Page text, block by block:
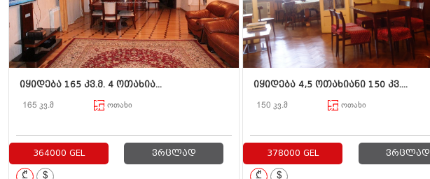
იყიდება 165 კვ.მ. 4 ოთახია...
165 კვ.მ ოთახი
364000 GEL ვრცლად
₾ $
იყიდება 4,5 ოთახიანი 150 კვ....
150 კვ.მ ოთახი
378000 GEL ვრცლად
₾ $